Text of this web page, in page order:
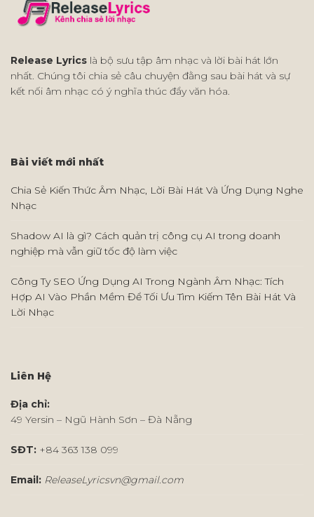
Release Lyrics là bộ sưu tập âm nhạc và lời bài hát lớn
nhất. Chúng tôi chia sẻ câu chuyện đằng sau bài hát và sự
kết nối âm nhạc có ý nghĩa thúc đẩy văn hóa.
Bài viết mới nhất
Chia Sẻ Kiến Thức Âm Nhạc, Lời Bài Hát Và Ứng Dụng Nghe
Nhạc
Shadow AI là gì? Cách quản trị công cụ AI trong doanh
nghiệp mà vẫn giữ tốc độ làm việc
Công Ty SEO Ứng Dụng AI Trong Ngành Âm Nhạc: Tích
Hợp AI Vào Phần Mềm Để Tối Ưu Tìm Kiếm Tên Bài Hát Và
Lời Nhạc
Liên Hệ
Địa chỉ:
49 Yersin – Ngũ Hành Sơn – Đà Nẵng
SĐT: +84 363 138 099
Email: ReleaseLyricsvn@gmail.com